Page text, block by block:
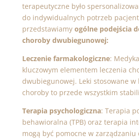
terapeutyczne było
do indywidualnych potrzeb
przedstawiamy ogólne podejścia
choroby dwubiegunowej:
Leczenie farmakologiczne:
kluczowym elementem leczenia
dwubiegunowej. Leki stosowane w
choroby to przede wszystkim
Terapia psychologiczna: Terapia
behawioralna (TPB) oraz terapia
mogą być pomocne w